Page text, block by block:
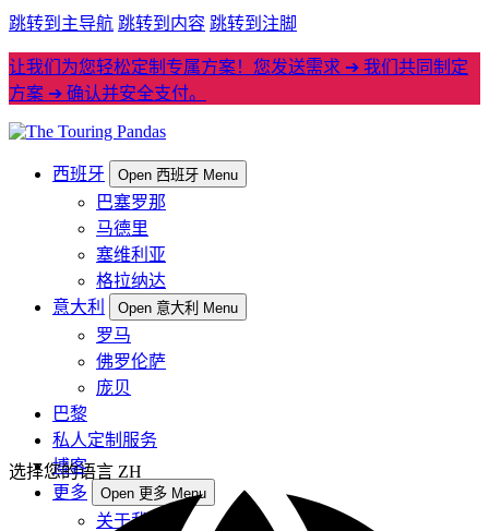
跳转到主导航 跳转到内容 跳转到注脚
让我们为您轻松定制专属方案！您发送需求 ➔ 我们共同制定
方案 ➔ 确认并安全支付。
西班牙 Open 西班牙 Menu
巴塞罗那
马德里
塞维利亚
格拉纳达
意大利
Open 意大利 Menu
罗马
佛罗伦萨
庞贝
巴黎
私人定制服务
博客
更多
Open 更多 Menu
关于我们
选择您的语言 ZH